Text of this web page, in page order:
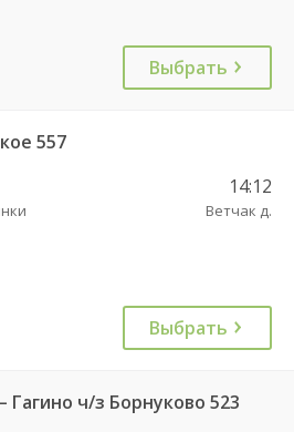
Выбрать
557
14:12
Ветчак д.
Выбрать
ч/з Борнуково 523